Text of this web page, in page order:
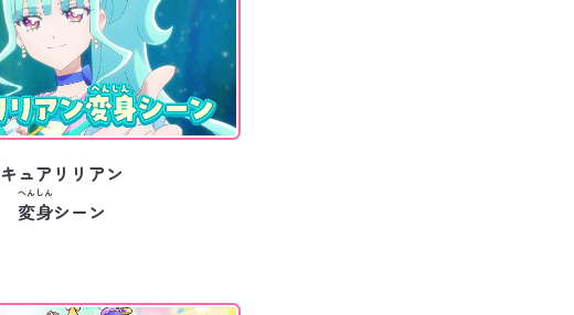
キュアリリアン
変身
へんしん
シーン